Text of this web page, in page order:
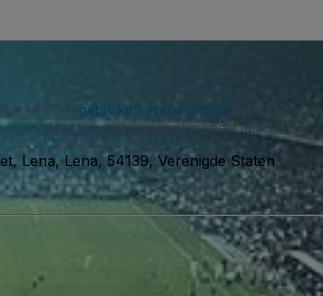
met onze gebruikersovereenkomst en erken je
kunt je op elk gewenst moment afmelden.
Lena, Lena, 54139, Verenigde Staten